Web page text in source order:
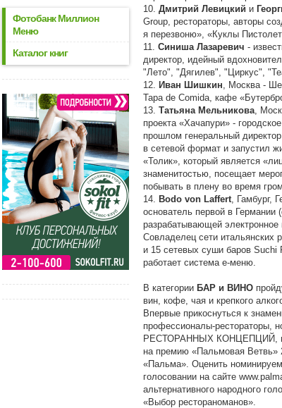
Фотобанк Миллион
Меню
Каталог книг
10. Дмитрий Левицкий и
Group, рестораторы, авторы
я перезвоню», «Куклы
11. Синиша Лазаревич -
директор, идейный
"Лето", "Дягилев", "Циркус",
12. Иван Шишкин, Москва -
Tapa de Comida, кафе
13. Татьяна Мельникова,
проекта «Хачапури» -
прошлом генеральный
в сетевой формат и запустил
«Толик», который является
знаменитостью, посещает
побывать в плену во время
14. Bodo von Laffert, Гамбург,
основатель первой в
разрабатывающей
Совладелец сети итальянских
и 15 сетевых суши баров
работает система е-меню.
В категории БАР и ВИНО
вин, кофе, чая и крепкого
Впервые прикоснуться к
профессионалы-рестораторы,
РЕСТОРАННЫХ КОНЦЕПЦИЙ, в
на премию «Пальмовая Ветвь»
«Пальма». Оценить
голосовании на сайте
альтернативного народного
«Выбор рестораноманов».